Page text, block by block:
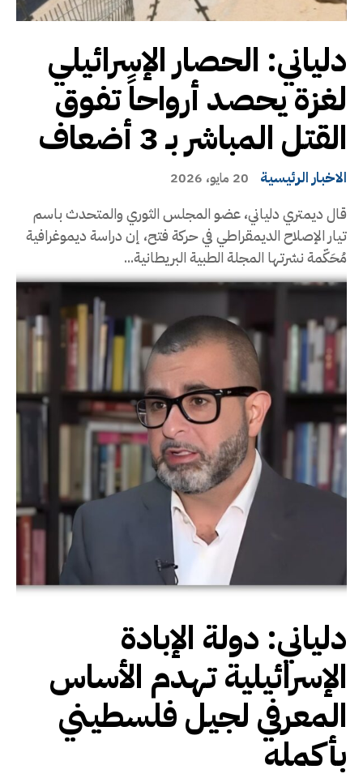
دلياني: الحصار الإسرائيلي
لغزة يحصد أرواحاً تفوق
القتل المباشر بـ 3 أضعاف
الاخبار الرئيسية 20 مايو، 2026
قال ديمتري دلياني، عضو المجلس الثوري والمتحدث باسم
تيار الإصلاح الديمقراطي في حركة فتح، إن دراسة ديموغرافية
مُحَكّمة نشرتها المجلة الطبية البريطانية...
دلياني: دولة الإبادة
الإسرائيلية تهدم الأساس
المعرفي لجيل فلسطيني
بأكمله